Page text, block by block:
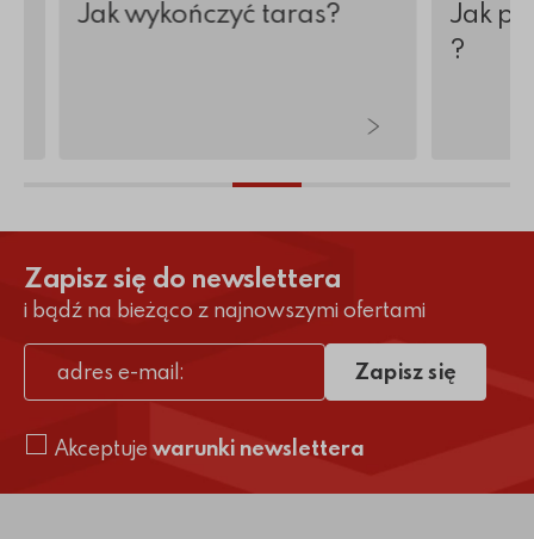
Jak wykończyć taras?
Jak
?
Zapisz się do newslettera
i bądź na bieżąco z najnowszymi ofertami
adres e-mail
Akceptuje warunki newslettera
Zapisz się